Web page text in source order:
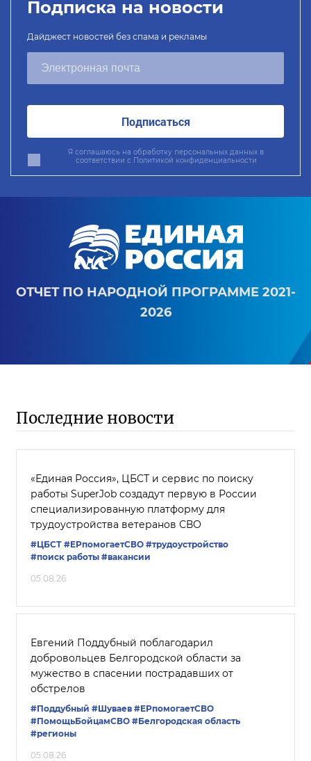
Подписка на новости
Дайджест новостей без спама и рекламы
Подписаться
Я соглашаюсь на обработку персональных данных в
соответствии с Политикой конфиденциальности
ОТЧЕТ ПО НАРОДНОЙ ПРОГРАММЕ 2021-
2026
Последние новости
«Единая Россия», ЦБСТ и сервис по поиску
работы SuperJob создадут первую в России
специализированную платформу для
трудоустройства ветеранов СВО
#ЦБСТ #ЕРпомогаетСВО #трудоустройство
#поиск работы #вакансии
05.08.26
Евгений Поддубный поблагодарил
добровольцев Белгородской области за
мужество в спасении пострадавших от
обстрелов
#Поддубный #Шуваев #ЕРпомогаетСВО
#ПомощьБойцамСВО #Белгородская область
#регионы
05.08.26